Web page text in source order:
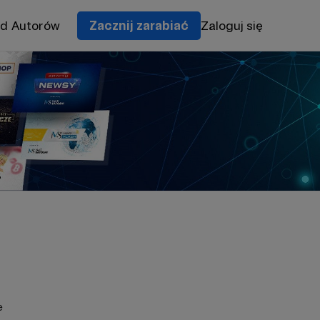
Autorów Zacznij zarabiać Zaloguj się